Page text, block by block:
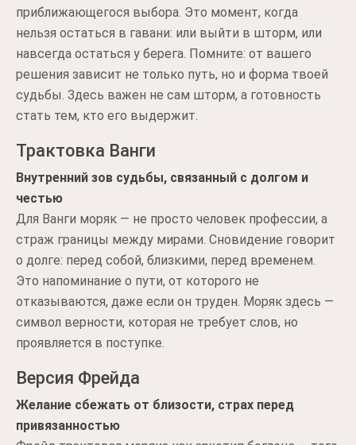
приближающегося выбора. Это момент, когда
нельзя остаться в гавани: или выйти в шторм, или
навсегда остаться у берега. Помните: от вашего
решения зависит не только путь, но и форма твоей
судьбы. Здесь важен не сам шторм, а готовность
стать тем, кто его выдержит.
Трактовка Ванги
Внутренний зов судьбы, связанный с долгом и
честью
Для Ванги моряк — не просто человек профессии, а
страж границы между мирами. Сновидение говорит
о долге: перед собой, близкими, перед временем.
Это напоминание о пути, от которого не
отказываются, даже если он труден. Моряк здесь —
символ верности, которая не требует слов, но
проявляется в поступке.
Версия Фрейда
Желание сбежать от близости, страх перед
привязанностью